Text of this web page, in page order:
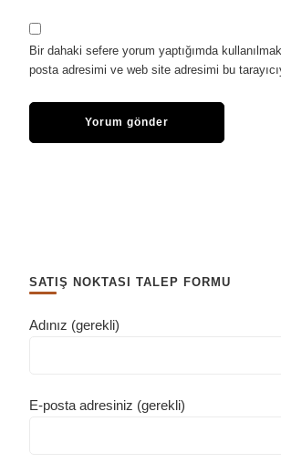
Bir dahaki sefere yorum yaptığımda
posta adresimi ve web site adresimi bu
SATIŞ NOKTASI TALEP FORMU
Adınız (gerekli)
E-posta adresiniz (gerekli)